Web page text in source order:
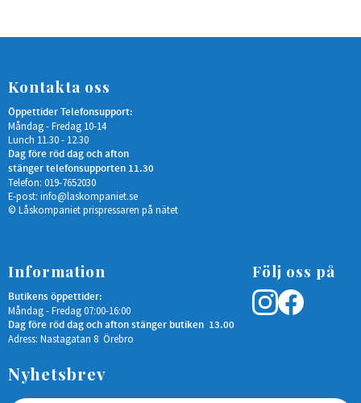
Kontakta oss
Öppettider Telefonsupport:
Måndag - Fredag 10-14
Lunch 11.30 - 12.30
Dag före röd dag och afton
stänger telefonsupporten 11.30
Telefon: 019-7652030
E-post: info@laskompaniet.se
© Låskompaniet prispressaren på nätet
Information
Butikens öppettider:
Måndag - Fredag 07:00-16:00
Dag före röd dag och afton stänger butiken 13.00
Adress: Nastagatan 8 Örebro
Följ oss på
Nyhetsbrev